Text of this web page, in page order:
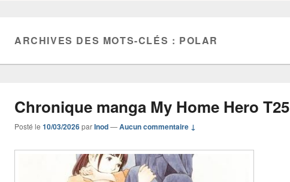
ARCHIVES DES MOTS-CLÉS : POLAR
Chronique manga My Home Hero T25
Posté le 10/03/2026parInod—Aucun commentaire ↓